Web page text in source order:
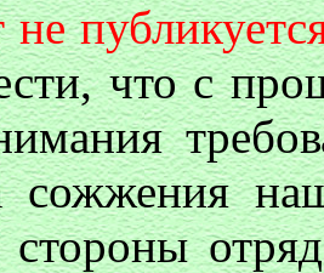
что с
сожжения
стороны